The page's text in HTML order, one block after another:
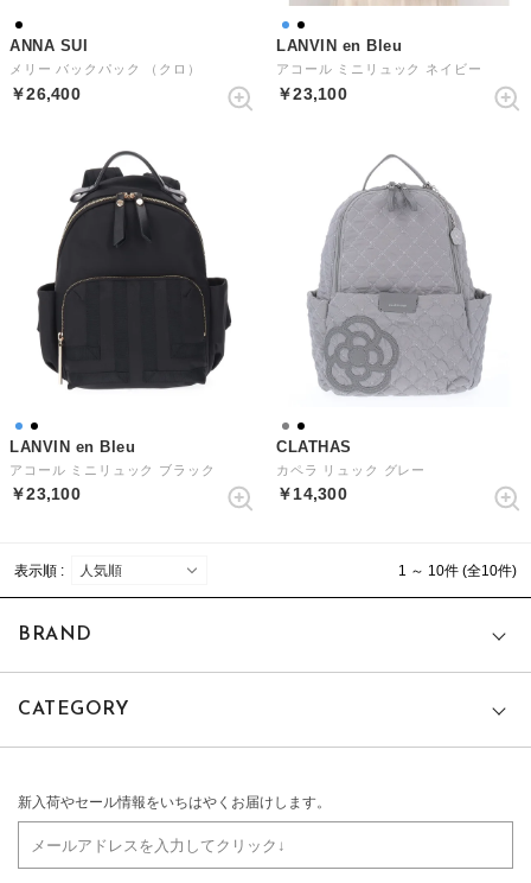
ANNA SUI
メリー バックパック （クロ）
￥26,400
LANVIN en Bleu
アコール ミニリュック ネイビー
￥23,100
LANVIN en Bleu
アコール ミニリュック ブラック
￥23,100
CLATHAS
カペラ リュック グレー
￥14,300
表示順 : 1 ～ 10件 (全10件)
BRAND
CATEGORY
新入荷やセール情報をいちはやくお届けします。